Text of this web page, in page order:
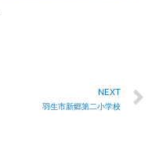
NEXT
羽生市新郷第二小学校